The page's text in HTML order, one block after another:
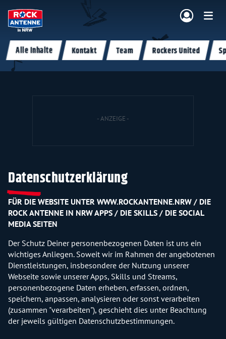
& PROGRAMM AKTIONEN & KONZERTE MUSIK ROCKCOMMUNITY SHOPPEN
Alle Inhalte Kontakt Team Rockers United
Datenschutzerklärung
FÜR DIE WEBSITE UNTER WWW.ROCKANTENNE.NRW / DIE
ROCK ANTENNE IN NRW APPS / DIE SKILLS / DIE SOCIAL
MEDIA SEITEN
Der Schutz Deiner personenbezogenen Daten ist uns ein
wichtiges Anliegen. Soweit wir im Rahmen der angebotenen
Dienstleistungen, insbesondere der Nutzung unserer
Webseite sowie unserer Apps, Skills und Streams,
personenbezogene Daten erheben, erfassen, ordnen,
speichern, anpassen, analysieren oder sonst verarbeiten
(zusammen "verarbeiten"), geschieht dies unter Beachtung
der jeweils gültigen Datenschutzbestimmungen.